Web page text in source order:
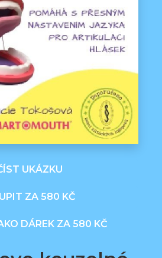
UKÁZKU
ZA 580 KČ
DÁREK ZA 580 KČ